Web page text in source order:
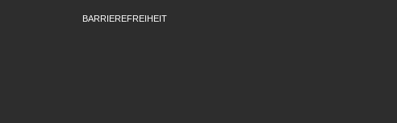
BARRIEREFREIHEIT